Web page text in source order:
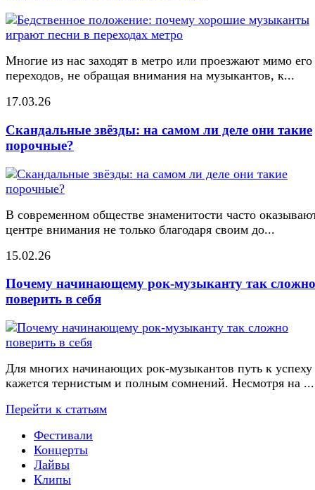
Многие из нас заходят в метро или проезжают мимо его
переходов, не обращая внимания на музыкантов, к...
17.03.26
Скандальные звёзды: на самом ли деле они такие
порочные?
В современном обществе знаменитости часто
центре внимания не только благодаря своим до...
15.02.26
Почему начинающему рок-музыканту так сложно
поверить в себя
Для многих начинающих рок-музыкантов путь к успеху
кажется тернистым и полным сомнений. Несмотря на ...
Перейти к статьям
Фестивали
Концерты
Лайвы
Клипы